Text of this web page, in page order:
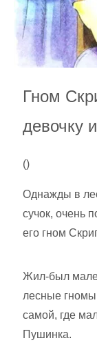
Гном
девочку
()
Однажды в
сучок, очень
его гном
Жил-был
лесные
самой, где
Пушинка.